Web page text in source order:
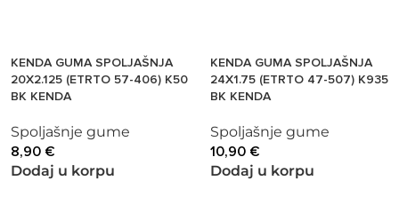
KENDA GUMA SPOLJAŠNJA
20X2.125 (ETRTO 57-406) K50
BK KENDA
Spoljašnje gume
8,90 €
Dodaj u korpu
KENDA GUMA SPOLJAŠNJA
24X1.75 (ETRTO 47-507) K935
BK KENDA
Spoljašnje gume
10,90 €
Dodaj u korpu